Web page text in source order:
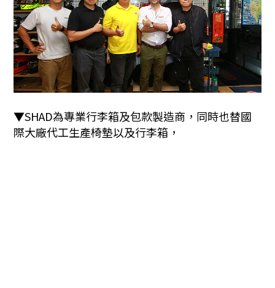
▼SHAD為專業行李箱及包款製造商，同時也替國
際大廠代工生產椅墊以及行李箱，